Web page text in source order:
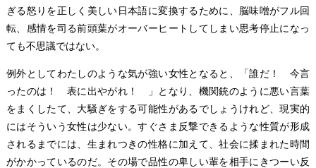
ぎる怒りを正しく美しい日本語に変換するために、脳味噌がフル回
転、感情を司る前頭葉がオーバーヒートしてしまい思考停止になっ
ても不思議ではない。
例外としてわたしのような気が強い女性となると、「誰だ！ 今言
ったのは！ 表に出やがれ！ 」となり、機関銃のように悪い言葉
をまくしたて、大騒ぎをする可能性があるでしょうけれど、現実的
にはそういう女性は少ない。すぐさま反撃できるような性質が形成
されるまでには、生まれつきの性格に加えて、社会に揉まれた時間
がかかっているのだ。その場で品性の卑しい輩を相手にきつーい反